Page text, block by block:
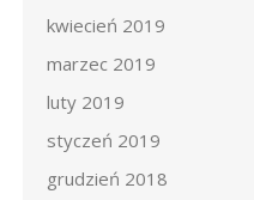
kwiecień 2019
marzec 2019
luty 2019
styczeń 2019
grudzień 2018